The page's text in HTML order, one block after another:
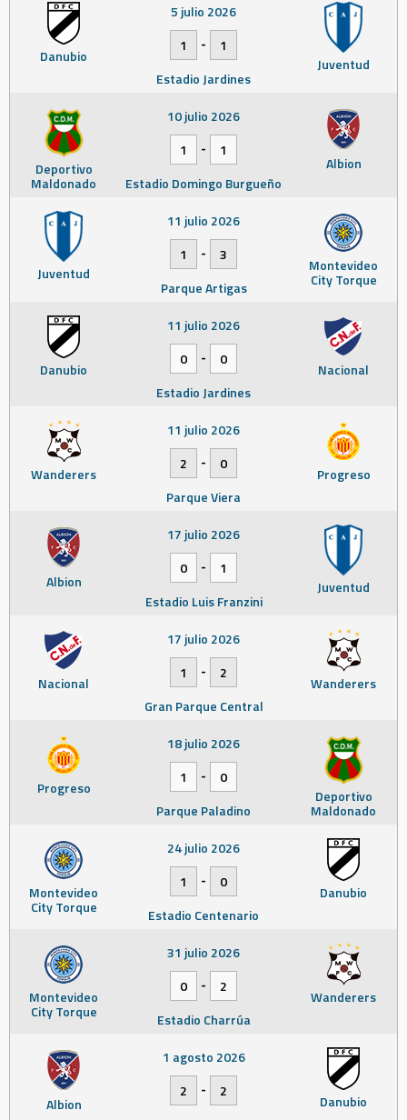
Danubio Juventud
5 julio 2026
1
-
1
Estadio Jardines
Deportivo
Maldonado
Albion
10 julio 2026
1
-
1
Estadio Domingo Burgueño
Juventud Montevideo
City Torque
11 julio 2026
1
-
3
Parque Artigas
Danubio Nacional
11 julio 2026
0
-
0
Estadio Jardines
Wanderers Progreso
11 julio 2026
2
-
0
Parque Viera
Albion Juventud
17 julio 2026
0
-
1
Estadio Luis Franzini
Nacional Wanderers
17 julio 2026
1
-
2
Gran Parque Central
Progreso Deportivo
Maldonado
18 julio 2026
1
-
0
Parque Paladino
Montevideo
City Torque
Danubio
24 julio 2026
1
-
0
Estadio Centenario
Montevideo
City Torque
Wanderers
31 julio 2026
0
-
2
Estadio Charrúa
Albion Danubio
1 agosto 2026
2
-
2